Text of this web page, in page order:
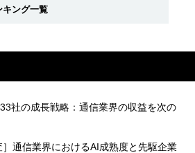
キング一覧
社の成長戦略：通信業界の収益を次の
］通信業界におけるAI成熟度と先駆企業